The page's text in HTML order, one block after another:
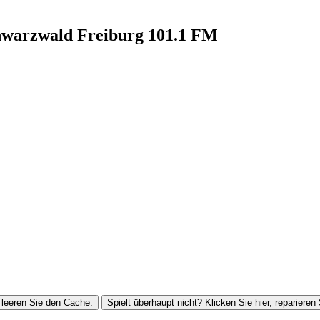
Freiburg 101.1 FM
Sie den Cache. Spielt überhaupt nicht? Klicken Sie hier,